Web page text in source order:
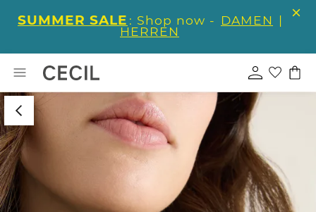
SUMMER SALE : Shop now - DAMEN |
HERREN